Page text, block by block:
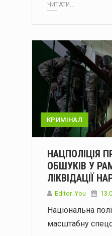
ЧИТАТИ...
КРИМІНАЛ
НАЦПОЛІЦІЯ
ОБШУКІВ У
ЛІКВІДАЦІЇ
Editor_You
Національна
масштабну